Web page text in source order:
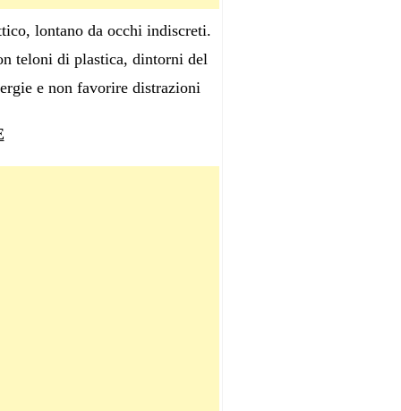
lontano da occhi indiscreti.
teloni di plastica, dintorni del
e non favorire distrazioni